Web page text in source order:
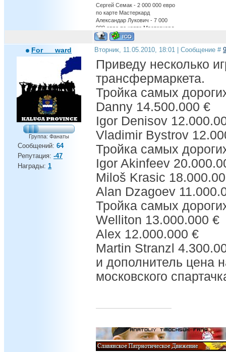
Сергей Семак - 2 000 000 евро
по карте Мастеркард
Александар Лукович - 7 000
000 евро по карте Мастеркард
Александр Бухаров - 12 000
000 евро по карте Мастеркард
Бруно Алвеш - 22 000 000 евро
обосраться в ЛЧ - бесценно
Есть вещи которые нельзя
купить ,для всего
остального,есть Газпром.
For___ward
Группа: Фанаты
Сообщений: 64
Репутация: -47
Награды: 1
Вторник, 11.05.2010, 18:01 | Сообщение # 9
Приведу несколько
трансфермаркета.
Тройка самых
Danny 14.500.000 €
Igor Denisov
Vladimir Bystrov
Тройка самых
Igor Akinfeev
Miloš Krasic
Alan Dzagoev
Тройка самых
Welliton 13.000.000 €
Alex 12.000.000 €
Martin Stranzl
и дополнитель цена
московского